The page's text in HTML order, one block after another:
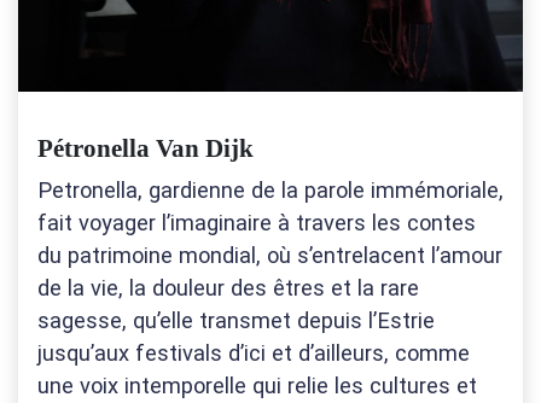
Pétronella Van Dijk
Petronella, gardienne de la parole immémoriale,
fait voyager l’imaginaire à travers les contes
du patrimoine mondial, où s’entrelacent l’amour
de la vie, la douleur des êtres et la rare
sagesse, qu’elle transmet depuis l’Estrie
jusqu’aux festivals d’ici et d’ailleurs, comme
une voix intemporelle qui relie les cultures et